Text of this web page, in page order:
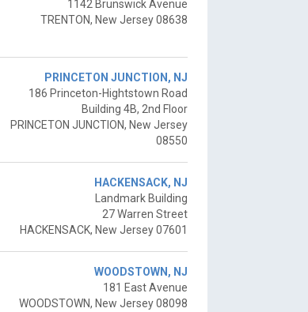
1142 Brunswick Avenue
TRENTON, New Jersey 08638
PRINCETON JUNCTION, NJ
186 Princeton-Hightstown Road
Building 4B, 2nd Floor
PRINCETON JUNCTION, New Jersey
08550
HACKENSACK, NJ
Landmark Building
27 Warren Street
HACKENSACK, New Jersey 07601
WOODSTOWN, NJ
181 East Avenue
WOODSTOWN, New Jersey 08098